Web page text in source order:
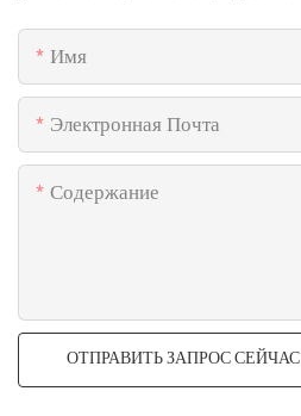
Имя
Электронная Почта
Содержание
ОТПРАВИТЬ ЗАПРОС СЕЙЧАС